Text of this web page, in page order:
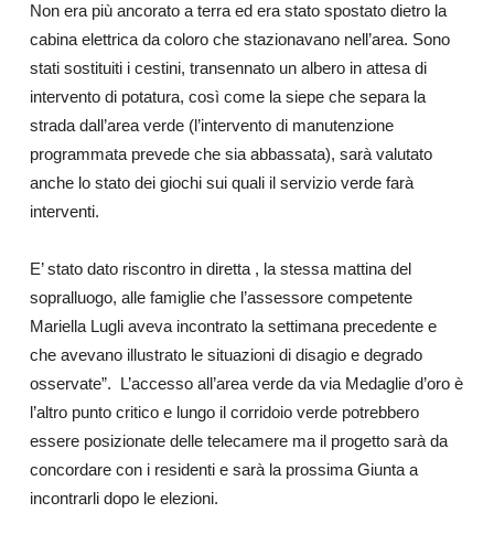
Non era più ancorato a terra ed era stato spostato dietro la
cabina elettrica da coloro che stazionavano nell’area. Sono
stati sostituiti i cestini, transennato un albero in attesa di
intervento di potatura, così come la siepe che separa la
strada dall’area verde (l’intervento di manutenzione
programmata prevede che sia abbassata), sarà valutato
anche lo stato dei giochi sui quali il servizio verde farà
interventi.
E’ stato dato riscontro in diretta , la stessa mattina del
sopralluogo, alle famiglie che l’assessore competente
Mariella Lugli aveva incontrato la settimana precedente e
che avevano illustrato le situazioni di disagio e degrado
osservate”. L’accesso all’area verde da via Medaglie d’oro è
l’altro punto critico e lungo il corridoio verde potrebbero
essere posizionate delle telecamere ma il progetto sarà da
concordare con i residenti e sarà la prossima Giunta a
incontrarli dopo le elezioni.